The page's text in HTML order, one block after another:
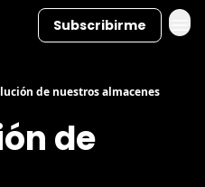
Subscribirme
de nuestros almacenes
de